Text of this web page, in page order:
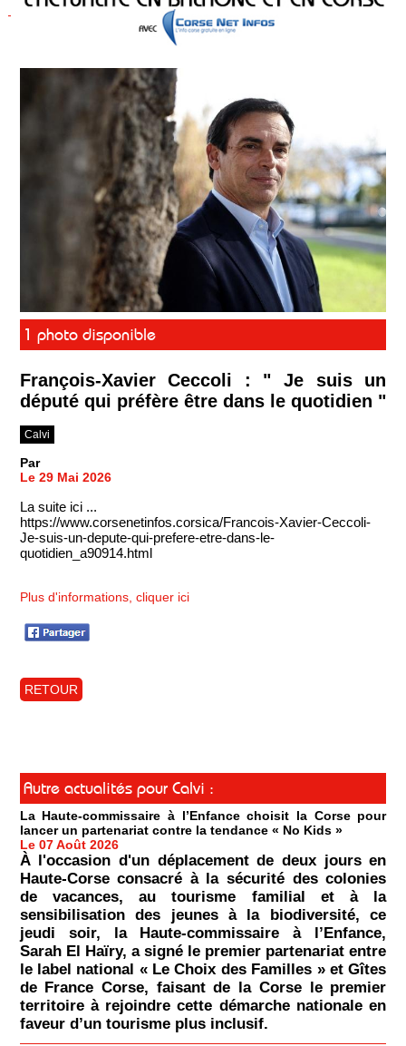
1 photo disponible
François-Xavier Ceccoli : " Je suis un
député qui préfère être dans le quotidien "
Calvi
Par
Le 29 Mai 2026
La suite ici ...
https://www.corsenetinfos.corsica/Francois-Xavier-Ceccoli-
Je-suis-un-depute-qui-prefere-etre-dans-le-
quotidien_a90914.html
Plus d'informations, cliquer ici
RETOUR
Autre actualités pour Calvi :
La Haute-commissaire à l’Enfance choisit la Corse pour
lancer un partenariat contre la tendance « No Kids »
Le 07 Août 2026
À l'occasion d'un déplacement de deux jours en
Haute-Corse consacré à la sécurité des colonies
de vacances, au tourisme familial et à la
sensibilisation des jeunes à la biodiversité, ce
jeudi soir, la Haute-commissaire à l’Enfance,
Sarah El Haïry, a signé le premier partenariat entre
le label national « Le Choix des Familles » et Gîtes
de France Corse, faisant de la Corse le premier
territoire à rejoindre cette démarche nationale en
faveur d’un tourisme plus inclusif.